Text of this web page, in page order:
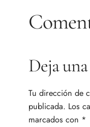
Deja
Tu dirección de
publicada. Los
marcados con *